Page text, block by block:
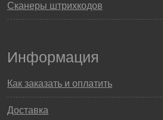
Сканеры штрихкодов
Информация
Как заказать и оплатить
Доставка